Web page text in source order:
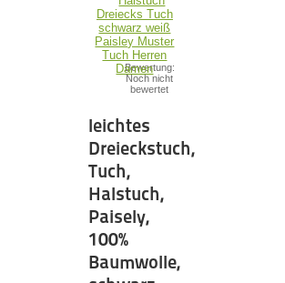
Bewertung:
Noch nicht
bewertet
leichtes
Dreieckstuch,
Tuch,
Halstuch,
Paisely,
100%
Baumwolle,